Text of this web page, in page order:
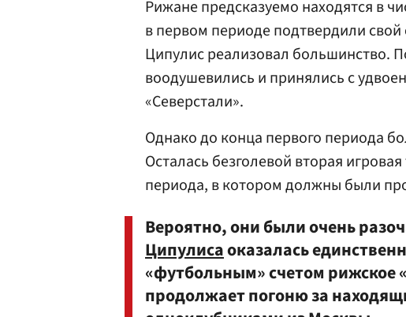
Рижане предсказуемо находятся в
в первом периоде подтвердили
Ципулис реализовал большинство.
воодушевились и принялись с
«Северстали».
Однако до конца первого периода
Осталась безголевой вторая
периода, в котором должны были
Вероятно, они были очень
Ципулисаоказалась
«футбольным» счетом
продолжает погоню за